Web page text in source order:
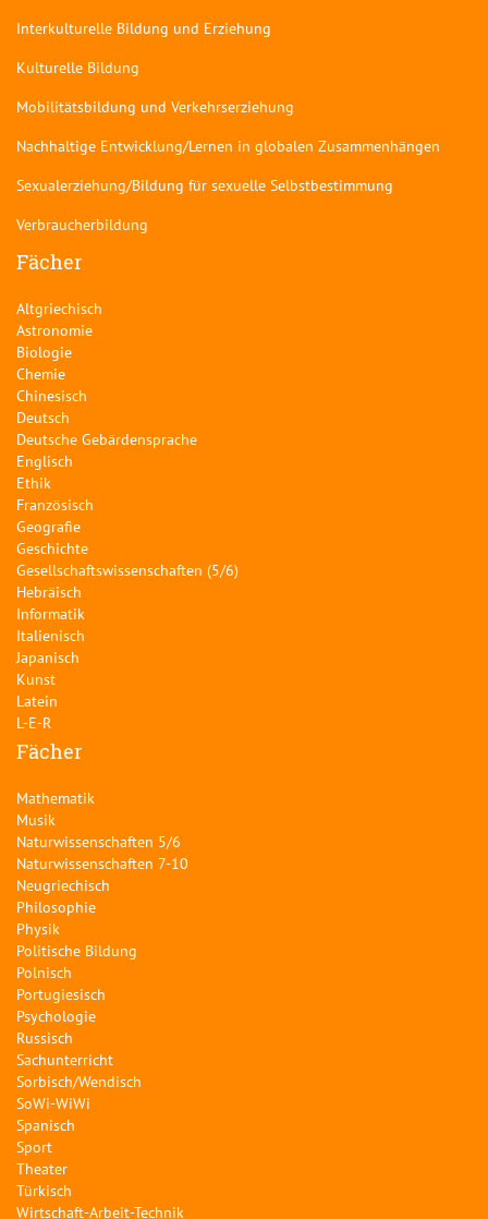
Interkulturelle Bildung und Erziehung
Kulturelle Bildung
Mobilitätsbildung und Verkehrserziehung
Nachhaltige Entwicklung/Lernen in globalen Zusammenhängen
Sexualerziehung/Bildung für sexuelle Selbstbestimmung
Verbraucherbildung
Fächer
Altgriechisch
Astronomie
Biologie
Chemie
Chinesisch
Deutsch
Deutsche Gebärdensprache
Englisch
Ethik
Französisch
Geografie
Geschichte
Gesellschaftswissenschaften (5/6)
Hebräisch
Informatik
Italienisch
Japanisch
Kunst
Latein
L-E-R
Fächer
Mathematik
Musik
Naturwissenschaften 5/6
Naturwissenschaften 7-10
Neugriechisch
Philosophie
Physik
Politische Bildung
Polnisch
Portugiesisch
Psychologie
Russisch
Sachunterricht
Sorbisch/Wendisch
SoWi-WiWi
Spanisch
Sport
Theater
Türkisch
Wirtschaft-Arbeit-Technik